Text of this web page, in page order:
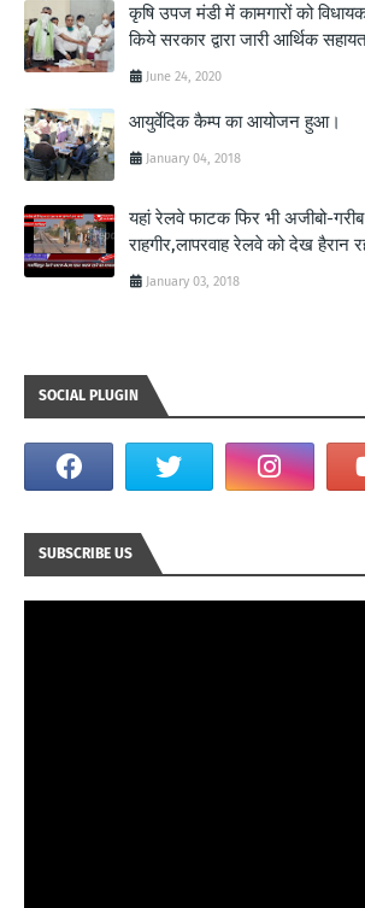
कृषि उपज मंडी में कामगारों को
किये सरकार द्वारा जारी आर्थिक
June 24, 2020
आयुर्वेदिक कैम्प का आयोजन हुआ।
January 04, 2018
यहां रेलवे फाटक फिर भी अजीबो-
राहगीर,लापरवाह रेलवे को देख हैरान
January 03, 2018
SOCIAL PLUGIN
SUBSCRIBE US